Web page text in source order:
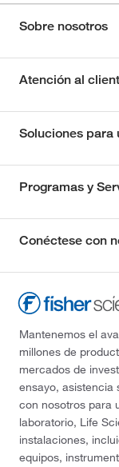
Sobre nosotros
Atención al
Soluciones para
Programas y
Conéctese con
Mantenemos el
millones de
mercados de
ensayo, asistencia
con nosotros para
laboratorio, Life
instalaciones,
equipos,